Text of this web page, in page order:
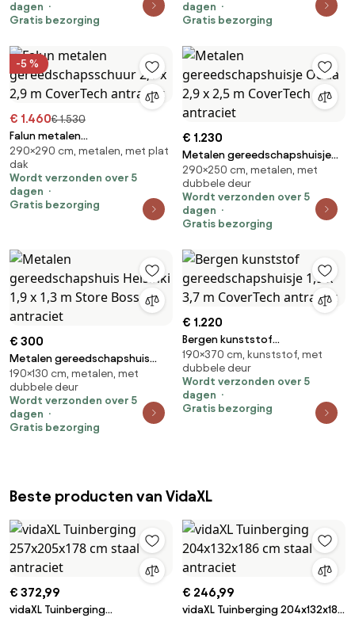
dagen
Gratis bezorging
dagen
Gratis bezorging
-5 %
€ 1.460€ 1.530
Falun metalen
gereedschapsschuur 2,9 x 2,9
m CoverTech antraciet
290×290 cm, metalen, met plat
dak
Wordt verzonden over 5
dagen
Gratis bezorging
€ 1.230
Metalen gereedschapshuisje
Odda 2,9 x 2,5 m CoverTech
antraciet
290×250 cm, metalen, met
dubbele deur
Wordt verzonden over 5
dagen
Gratis bezorging
€ 300
Metalen gereedschapshuis
Helsinki 1,9 x 1,3 m Store Boss
antraciet
190×130 cm, metalen, met
dubbele deur
Wordt verzonden over 5
dagen
Gratis bezorging
€ 1.220
Bergen kunststof
gereedschapshuisje 1,9 x 3,7 m
CoverTech antraciet
190×370 cm, kunststof, met
dubbele deur
Wordt verzonden over 5
dagen
Gratis bezorging
Beste producten van VidaXL
€ 372,99
vidaXL Tuinberging
€ 246,99
vidaXL Tuinberging 204x132x186